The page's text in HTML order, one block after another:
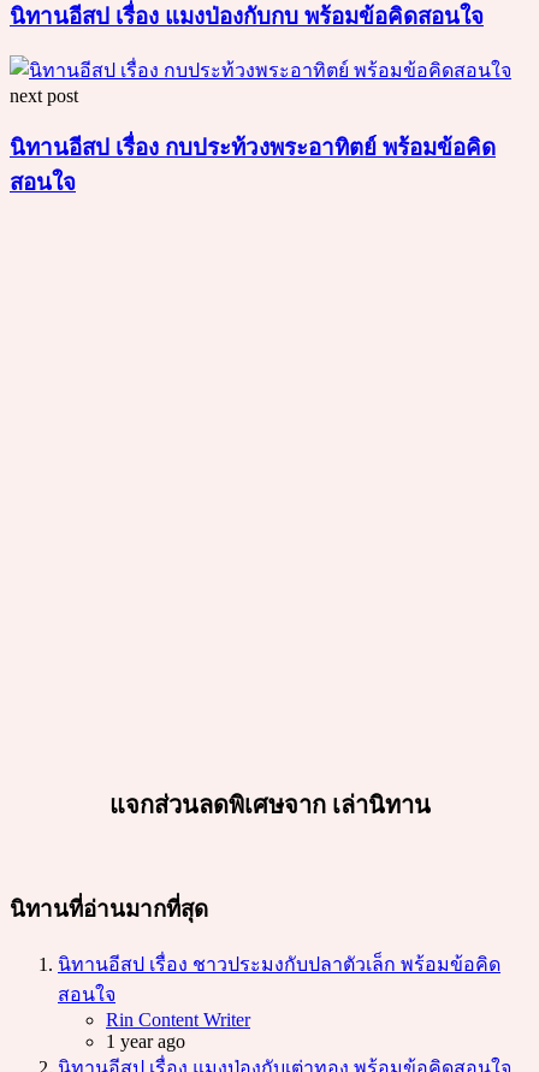
นิทานอีสป เรื่อง แมงป่องกับกบ พร้อมข้อคิดสอนใจ
next post
นิทานอีสป เรื่อง กบประท้วงพระอาทิตย์ พร้อมข้อคิด
สอนใจ
แจกส่วนลดพิเศษจาก เล่านิทาน
นิทานที่อ่านมากที่สุด
นิทานอีสป เรื่อง ชาวประมงกับปลาตัวเล็ก พร้อมข้อคิด
สอนใจ
Posted
Rin Content Writer
1 year ago